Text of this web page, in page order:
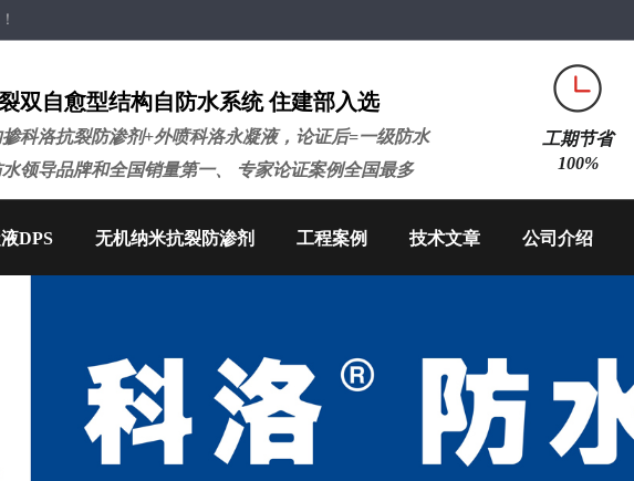
双自愈型结构自防水系统 住建部入选
科洛抗裂防渗剂+外喷科洛永凝液，论证后=一级防水
领导品牌和全国销量第一、 专家论证案例全国最多
工期节省
100%
DPS 无机纳米抗裂防渗剂 工程案例 技术文章 公司介绍